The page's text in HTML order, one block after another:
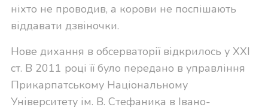
ніхто не проводив, а корови не поспішають
віддавати дзвіночки.
Нове дихання в обсерваторії відкрилось у XXI
ст. В 2011 році її було передано в управління
Прикарпатському Національному
Університету ім. В. Стефаника в Івано-